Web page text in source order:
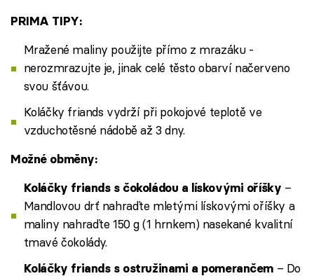
PRIMA TIPY:
Mražené maliny použijte přímo z mrazáku -
nerozmrazujte je, jinak celé těsto obarví načerveno
svou šťávou.
Koláčky friands vydrží při pokojové teplotě ve
vzduchotěsné nádobě až 3 dny.
Možné obměny:
Koláčky friands s čokoládou a lískovými oříšky –
Mandlovou drť nahraďte mletými lískovými oříšky a
maliny nahraďte 150 g (1 hrnkem) nasekané kvalitní
tmavé čokolády.
Koláčky friands s ostružinami a pomerančem – Do